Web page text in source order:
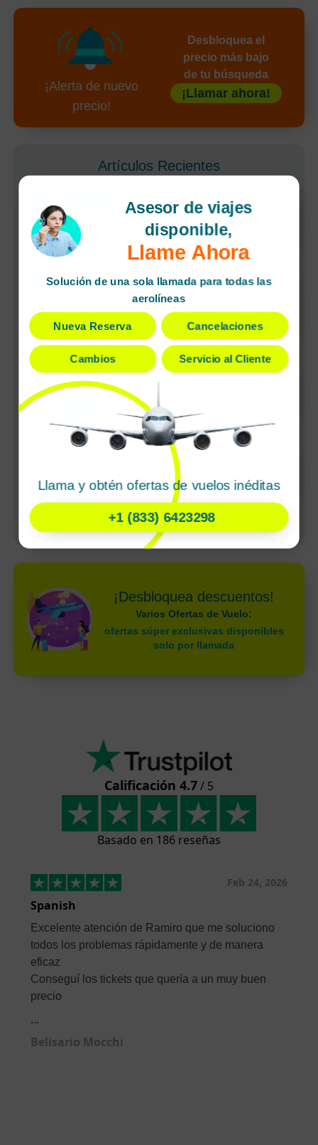
¡Alerta de nuevo
precio!
Desbloquea el
precio más bajo
de tu búsqueda
¡Llamar ahora!
Artículos Recientes
Encontrar vuelos
baratos de Avianca
Airlines a Bogota
LifeMiles de Avianca:
Cómo Acumular,
Canjear y Aprovechar
Tus Millas al Máximo
¿Cómo puedo hacer el
check-in con Avianca?
¿Qué comida puedo
llevar en Avianca?
Ver más
¡Desbloquea descuentos!
Varios Ofertas de Vuelo:
ofertas súper exclusivas disponibles
solo por llamada
Calificación 4.7/ 5
Basado en 186 reseñas
Feb 24, 2026
Spanish
Excelente atención de Ramiro que me soluciono
todos los problemas rápidamente y de manera
eficaz
Conseguí los tickets que quería a un muy buen
precio
...
Belisario Mocchi
Asesor de viajes
disponible,
Llame Ahora
Solución de una sola llamada para todas las
aerolíneas
Nueva Reserva Cancelaciones
Cambios Servicio al Cliente
Llama y obtén ofertas de vuelos inéditas
+1 (833) 6423298